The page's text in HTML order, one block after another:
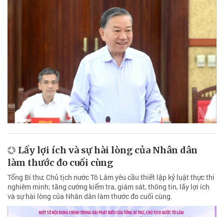
Lấy lợi ích và sự hài lòng của Nhân dân
làm thước đo cuối cùng
Tổng Bí thư, Chủ tịch nước Tô Lâm yêu cầu thiết lập kỷ luật thực thi
nghiêm minh; tăng cường kiểm tra, giám sát, thông tin, lấy lợi ích
và sự hài lòng của Nhân dân làm thước đo cuối cùng.